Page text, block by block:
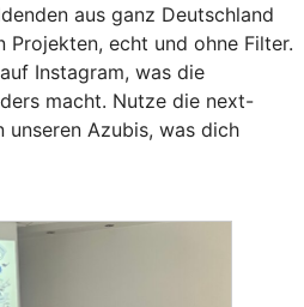
aus ganz Deutschland
echt und ohne Filter.
Instagram, was die
macht. Nutze die next-
Azubis, was dich